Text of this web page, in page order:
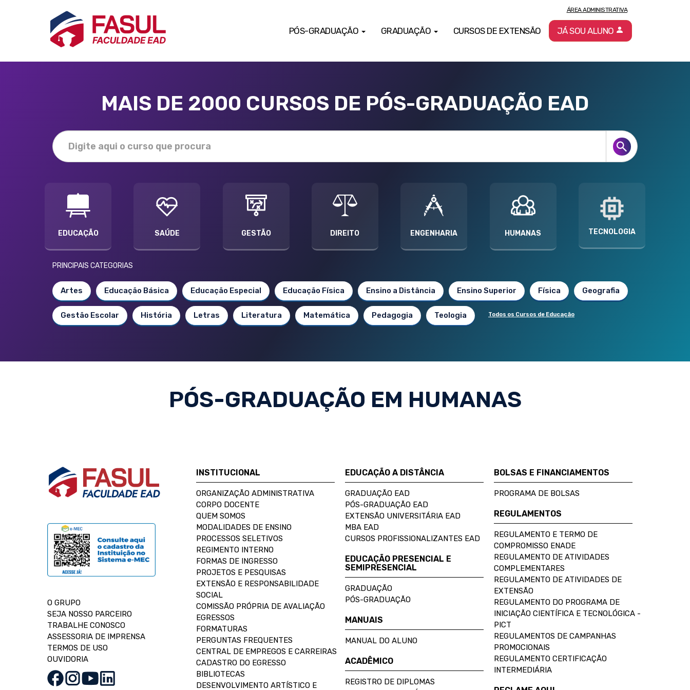
PÓS-GRADUAÇÃO GRADUAÇÃO CURSOS DE EXTENSÃO
ÁREA ADMINISTRATIVA
JÁ SOU ALUNO
MAIS DE 2000 CURSOS DE PÓS-GRADUAÇÃO EAD
EDUCAÇÃO SAÚDE GESTÃO DIREITO ENGENHARIA HUMANAS TECNOLOGIA
PRINCIPAIS CATEGORIAS
Artes Educação Básica Educação Especial Educação Física Ensino a Distância Ensino Superior Física Geografia
Gestão Escolar História Letras Literatura Matemática Pedagogia Teologia Todos os Cursos de Educação
PÓS-GRADUAÇÃO EM HUMANAS
O GRUPO
SEJA NOSSO PARCEIRO
TRABALHE CONOSCO
ASSESSORIA DE IMPRENSA
TERMOS DE USO
OUVIDORIA
INSTITUCIONAL
ORGANIZAÇÃO ADMINISTRATIVA
CORPO DOCENTE
QUEM SOMOS
MODALIDADES DE ENSINO
PROCESSOS SELETIVOS
REGIMENTO INTERNO
FORMAS DE INGRESSO
PROJETOS E PESQUISAS
EXTENSÃO E RESPONSABILIDADE
SOCIAL
COMISSÃO PRÓPRIA DE AVALIAÇÃO
EGRESSOS
FORMATURAS
PERGUNTAS FREQUENTES
CENTRAL DE EMPREGOS E CARREIRAS
CADASTRO DO EGRESSO
BIBLIOTECAS
DESENVOLVIMENTO ARTÍSTICO E
EDUCAÇÃO A DISTÂNCIA
GRADUAÇÃO EAD
PÓS-GRADUAÇÃO EAD
EXTENSÃO UNIVERSITÁRIA EAD
MBA EAD
CURSOS PROFISSIONALIZANTES EAD
EDUCAÇÃO PRESENCIAL E
SEMIPRESENCIAL
GRADUAÇÃO
PÓS-GRADUAÇÃO
MANUAIS
MANUAL DO ALUNO
ACADÊMICO
REGISTRO DE DIPLOMAS
BOLSAS E FINANCIAMENTOS
PROGRAMA DE BOLSAS
REGULAMENTOS
REGULAMENTO E TERMO DE
COMPROMISSO ENADE
REGULAMENTO DE ATIVIDADES
COMPLEMENTARES
REGULAMENTO DE ATIVIDADES DE
EXTENSÃO
REGULAMENTO DO PROGRAMA DE
INICIAÇÃO CIENTÍFICA E TECNOLÓGICA -
PICT
REGULAMENTOS DE CAMPANHAS
PROMOCIONAIS
REGULAMENTO CERTIFICAÇÃO
INTERMEDIÁRIA